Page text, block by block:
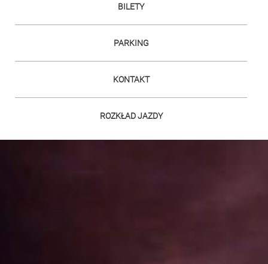
BILETY
PARKING
KONTAKT
ROZKŁAD JAZDY